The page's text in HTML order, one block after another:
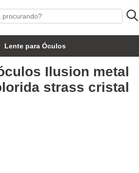
Lente para Óculos
Ilusion metal
strass cristal